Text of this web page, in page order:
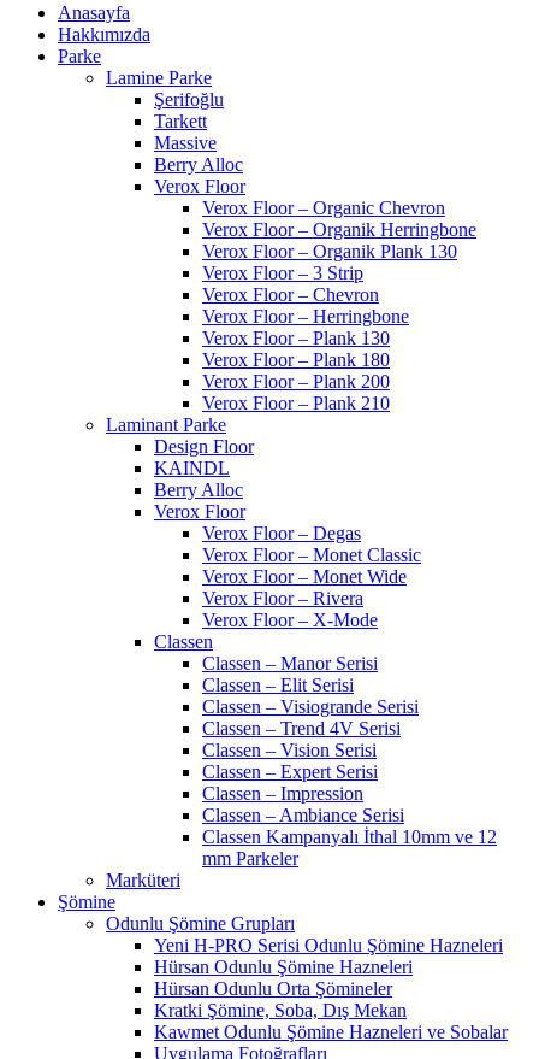
Anasayfa
Hakkımızda
Parke
Lamine Parke
Şerifoğlu
Tarkett
Massive
Berry Alloc
Verox Floor
Verox Floor – Organic Chevron
Verox Floor – Organik Herringbone
Verox Floor – Organik Plank 130
Verox Floor – 3 Strip
Verox Floor – Chevron
Verox Floor – Herringbone
Verox Floor – Plank 130
Verox Floor – Plank 180
Verox Floor – Plank 200
Verox Floor – Plank 210
Laminant Parke
Design Floor
KAINDL
Berry Alloc
Verox Floor
Verox Floor – Degas
Verox Floor – Monet Classic
Verox Floor – Monet Wide
Verox Floor – Rivera
Verox Floor – X-Mode
Classen
Classen – Manor Serisi
Classen – Elit Serisi
Classen – Visiogrande Serisi
Classen – Trend 4V Serisi
Classen – Vision Serisi
Classen – Expert Serisi
Classen – Impression
Classen – Ambiance Serisi
Classen Kampanyalı İthal 10mm ve 12
mm Parkeler
Marküteri
Şömine
Odunlu Şömine Grupları
Yeni H-PRO Serisi Odunlu Şömine Hazneleri
Hürsan Odunlu Şömine Hazneleri
Hürsan Odunlu Orta Şömineler
Kratki Şömine, Soba, Dış Mekan
Kawmet Odunlu Şömine Hazneleri ve Sobalar
Uygulama Fotoğrafları